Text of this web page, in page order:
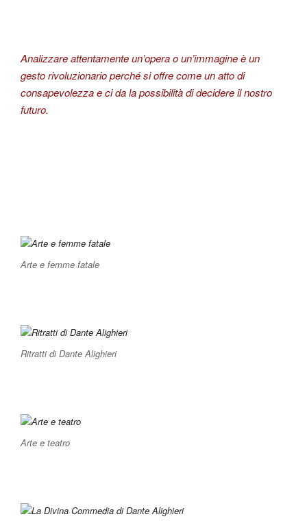
Analizzare attentamente un’opera o un’immagine è un
gesto rivoluzionario perché si offre come un atto di
consapevolezza e ci da la possibilità di decidere il nostro
futuro.
Arte e femme fatale
Ritratti di Dante Alighieri
Arte e teatro